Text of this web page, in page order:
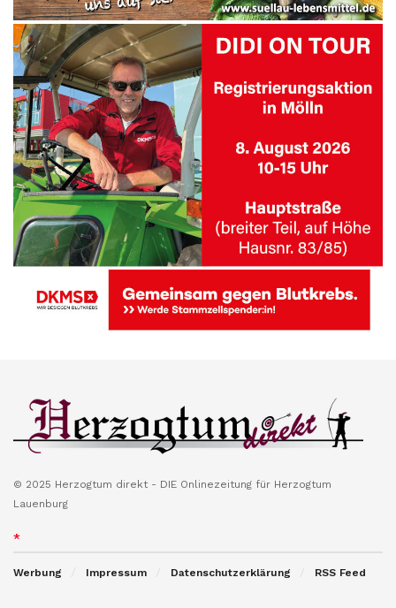
© 2025 Herzogtum direkt - DIE Onlinezeitung für Herzogtum
Lauenburg
*
Werbung Impressum Datenschutzerklärung RSS Feed